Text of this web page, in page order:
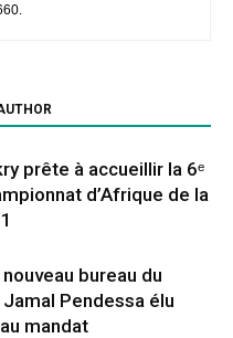
prête à accueillir la 6ᵉ
d’Afrique de la
bureau du
Jamal Pendessa élu
mandat